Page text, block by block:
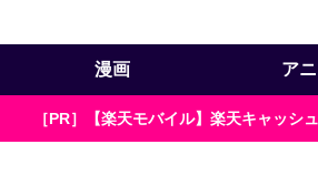
漫画 ア
［PR］【楽天モバイル】楽天キャッ